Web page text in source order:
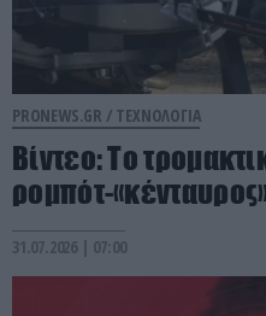
PRONEWS.GR / ΤΕΧΝΟΛΟΓΙΑ
Βίντεο: Το
ρομπότ-
31.07.2026 | 07:00